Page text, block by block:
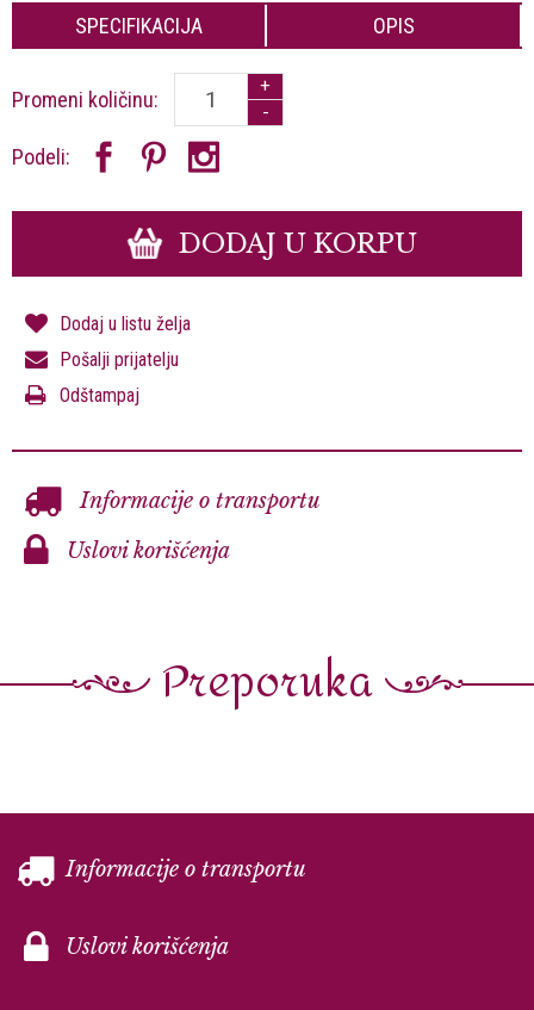
SPECIFIKACIJA OPIS
Promeni količinu:
+
-
Podeli:
DODAJ U KORPU
Dodaj u listu želja
Pošalji prijatelju
Odštampaj
Informacije o transportu
Uslovi korišćenja
Preporuka
Informacije o transportu
Uslovi korišćenja